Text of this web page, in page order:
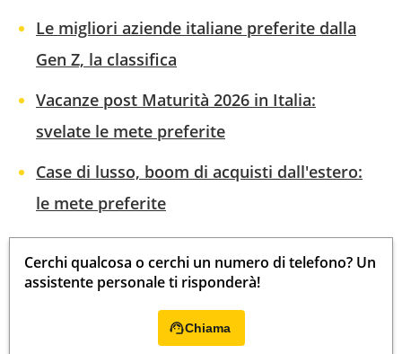
Le migliori aziende italiane preferite dalla
Gen Z, la classifica
Vacanze post Maturità 2026 in Italia:
svelate le mete preferite
Case di lusso, boom di acquisti dall'estero:
le mete preferite
Cerchi qualcosa o cerchi un numero di telefono? Un
assistente personale ti risponderà!
Chiama